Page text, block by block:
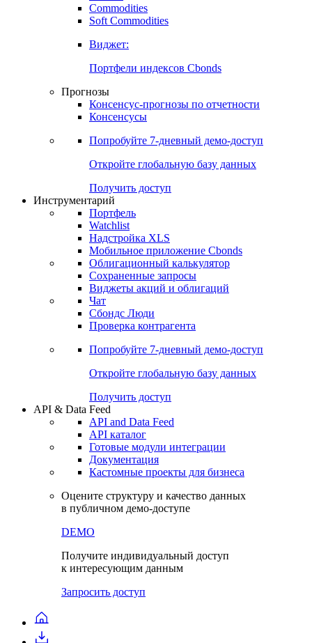
Commodities
Золото
Бензин
Soft Commodities
Виджет:
Портфели индексов Cbonds
Прогнозы
Консенсусы
Попробуйте7-дневный
Откройте глобальную базу данных
Получить доступ
Инструментарий
Портфель
Watchlist
Надстройка XLS
Мобильное приложение Cbonds
Облигационный калькулятор
Сохраненные запросы
Чат
Проверка контрагента
Попробуйте7-дневный
Откройте глобальную базу данных
Получить доступ
API & Data Feed
API and Data Feed
Готовые модули интеграции
Документация
в публичном демо-доступе